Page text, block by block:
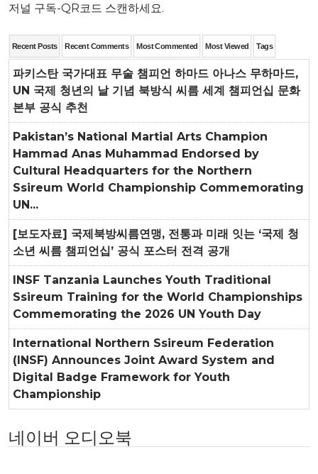
저널 구독-QR코드 스캔하세요.
Recent Posts Recent Comments Most Commented Most Viewed Tags
파키스탄 국가대표 무술 챔피언 하마드 아나스 무하마드,
UN 국제 청년의 날 기념 북방식 씨름 세계 챔피언십 문화
본부 공식 추천
Pakistan’s National Martial Arts Champion
Hammad Anas Muhammad Endorsed by
Cultural Headquarters for the Northern
Ssireum World Championship Commemorating
UN...
[보도자료] 국제북방씨름연맹, 전통과 미래 잇는 ‘국제 청
소년 씨름 챔피언십’ 공식 포스터 전격 공개
INSF Tanzania Launches Youth Traditional
Ssireum Training for the World Championships
Commemorating the 2026 UN Youth Day
International Northern Ssireum Federation
(INSF) Announces Joint Award System and
Digital Badge Framework for Youth
Championship
네이버 오디오북